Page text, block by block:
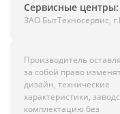
Сервисные центры:
ЗАО БытТехносервис,
Производитель
за собой право
дизайн, технические
характеристики,
комплектацию без